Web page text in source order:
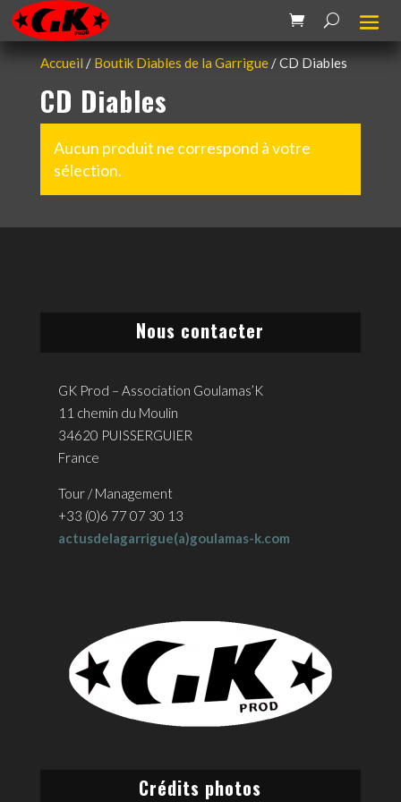
Accueil/ Boutik Diables de la Garrigue/ CD Diables
CD Diables
Aucun produit ne correspond à votre
sélection.
Nous contacter
GK Prod – Association Goulamas’K
11 chemin du Moulin
34620 PUISSERGUIER
France
Tour / Management
+33 (0)6 77 07 30 13
actusdelagarrigue(a)goulamas-k.com
Crédits photos